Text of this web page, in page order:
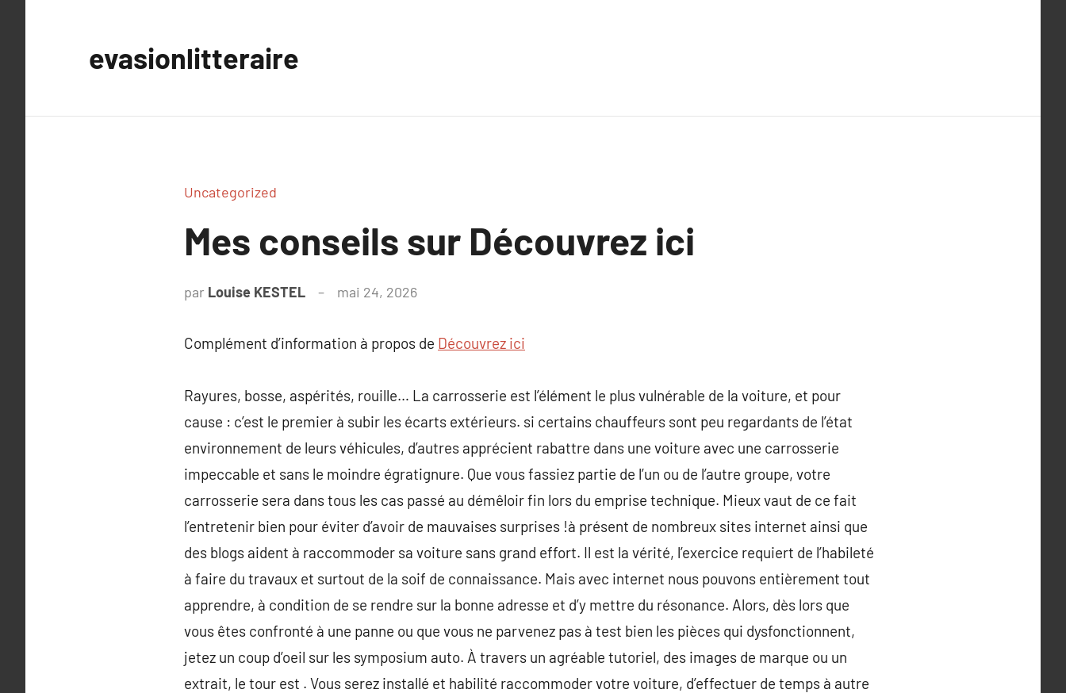
evasionlitteraire
Uncategorized
Mes conseils sur Découvrez ici
par Louise KESTEL mai 24, 2026
Complément d’information à propos de Découvrez ici
Rayures, bosse, aspérités, rouille… La carrosserie est l’élément le plus vulnérable de la voiture, et pour
cause : c’est le premier à subir les écarts extérieurs. si certains chauffeurs sont peu regardants de l’état
environnement de leurs véhicules, d’autres apprécient rabattre dans une voiture avec une carrosserie
impeccable et sans le moindre égratignure. Que vous fassiez partie de l’un ou de l’autre groupe, votre
carrosserie sera dans tous les cas passé au démêloir fin lors du emprise technique. Mieux vaut de ce fait
l’entretenir bien pour éviter d’avoir de mauvaises surprises !à présent de nombreux sites internet ainsi que
des blogs aident à raccommoder sa voiture sans grand effort. Il est la vérité, l’exercice requiert de l’habileté
à faire du travaux et surtout de la soif de connaissance. Mais avec internet nous pouvons entièrement tout
apprendre, à condition de se rendre sur la bonne adresse et d’y mettre du résonance. Alors, dès lors que
vous êtes confronté à une panne ou que vous ne parvenez pas à test bien les pièces qui dysfonctionnent,
jetez un coup d’oeil sur les symposium auto. À travers un agréable tutoriel, des images de marque ou un
extrait, le tour est . Vous serez installé et habilité raccommoder votre voiture, d’effectuer de temps à autre